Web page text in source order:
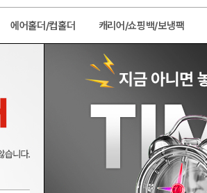
에어홀더/컵홀더 캐리어/쇼핑백/보냉팩
👍판촉물 추천템